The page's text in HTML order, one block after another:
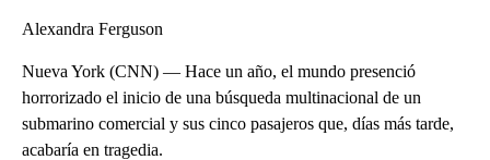
Alexandra Ferguson
Nueva York (CNN) — Hace un año, el mundo presenció
horrorizado el inicio de una búsqueda multinacional de un
submarino comercial y sus cinco pasajeros que, días más tarde,
acabaría en tragedia.